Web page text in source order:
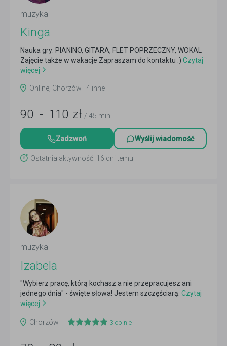
muzyka
Kinga
Nauka gry: PIANINO, GITARA, FLET POPRZECZNY, WOKAL
Zajęcie także w wakacje Zapraszam do kontaktu :) Czytaj
więcej
Online, Chorzów i 4 inne
90 - 110 zł / 45 min
Zadzwoń Wyślij wiadomość
Ostatnia aktywność: 16 dni temu
muzyka
Izabela
"Wybierz pracę, którą kochasz a nie przepracujesz ani
jednego dnia" - święte słowa! Jestem szczęściarą. Czytaj
więcej
Chorzów 3 opinie